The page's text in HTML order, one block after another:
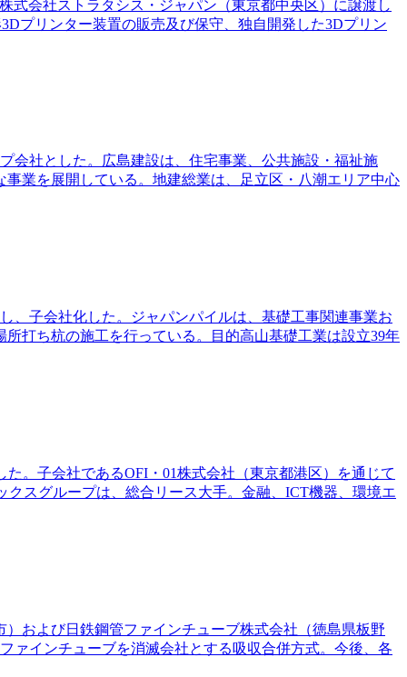
式会社ストラタシス・ジャパン（東京都中央区）に譲渡し
プリンター装置の販売及び保守、独自開発した3Dプリン
会社とした。広島建設は、住宅事業、公共施設・福祉施
業を展開している。地建総業は、足立区・八潮エリア中心
、子会社化した。ジャパンパイルは、基礎工事関連事業お
打ち杭の施工を行っている。目的高山基礎工業は設立39年
。子会社であるOFI・01株式会社（東京都港区）を通じて
スグループは、総合リース大手。金融、ICT機器、環境エ
および日鉄鋼管ファインチューブ株式会社（徳島県板野
ァインチューブを消滅会社とする吸収合併方式。今後、各